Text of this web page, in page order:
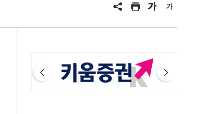
강릉 31˚C
제주 31˚C